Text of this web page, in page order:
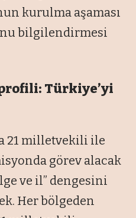
kurulma aşaması
bilgilendirmesi
Türkiye’yi
21 milletvekili ile
görev alacak
ve il” dengesini
Her bölgeden